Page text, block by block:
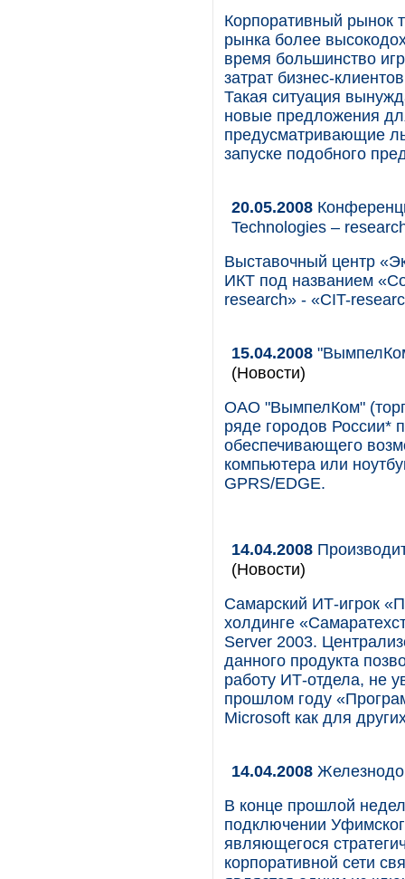
Корпоративный рынок
рынка более
время большинство
затрат бизнес-
Такая ситуация
новые предложения
предусматривающие
запуске подобного
20.05.2008
Technologies –
Выставочный центр
ИКТ под названием
research» - «СIT-
15.04.2008
(Новости)
ОАО "ВымпелКом"
ряде городов России*
обеспечивающего
компьютера или
GPRS/EDGE.
14.04.2008
(Новости)
Самарский ИТ-игрок
холдинге
Server 2003.
данного продукта
работу ИТ-отдела, не
прошлом году
Microsoft как для
14.04.2008
В конце прошлой
подключении
являющегося
корпоративной сети